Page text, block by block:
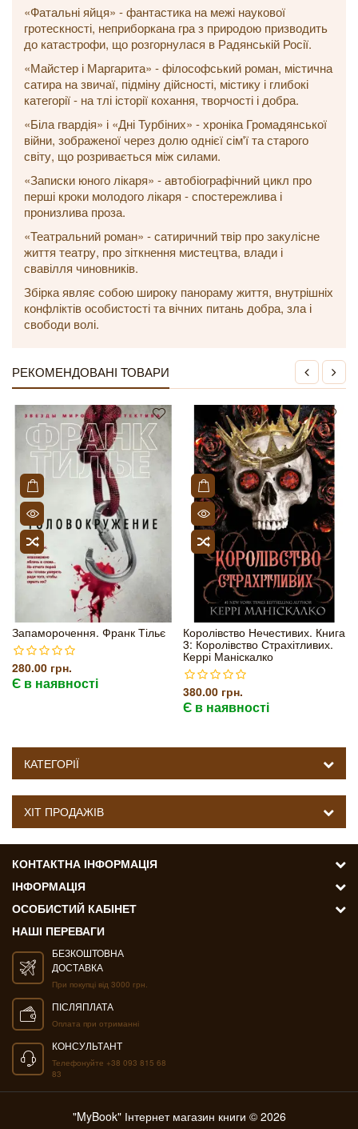
«Фатальні яйця» - фантастика на межі наукової
гротескності, неприборкана гра з природою призводить
до катастрофи, що розгорнулася в Радянській Росії.
«Майстер і Маргарита» - філософський роман, містична
сатира на звичаї, підміну дійсності, містику і глибокі
категорії - на тлі історії кохання, творчості і добра.
«Біла гвардія» і «Дні Турбіних» - хроніка Громадянської
війни, зображеної через долю однієї сім'ї та старого
світу, що розривається між силами.
«Записки юного лікаря» - автобіографічний цикл про
перші кроки молодого лікаря - спостережлива і
пронизлива проза.
«Театральний роман» - сатиричний твір про закулісне
життя театру, про зіткнення мистецтва, влади і
свавілля чиновників.
Збірка являє собою широку панораму життя, внутрішніх
конфліктів особистості та вічних питань добра, зла і
свободи волі.
РЕКОМЕНДОВАНІ ТОВАРИ
Запаморочення. Франк Тільє
280.00 грн.
Є в наявності
Королівство Нечестивих. Книга
3: Королівство Страхітливих.
Керрі Маніскалко
380.00 грн.
Є в наявності
КАТЕГОРІЇ
ХІТ ПРОДАЖІВ
КОНТАКТНА ІНФОРМАЦІЯ
ІНФОРМАЦІЯ
ОСОБИСТИЙ КАБІНЕТ
НАШІ ПЕРЕВАГИ
БЕЗКОШТОВНА
ДОСТАВКА
При покупці від 3000 грн.
ПІСЛЯПЛАТА
Оплата при отриманні
КОНСУЛЬТАНТ
Телефонуйте +38 093 815 68
83
"MyBook" Інтернет магазин книги © 2026